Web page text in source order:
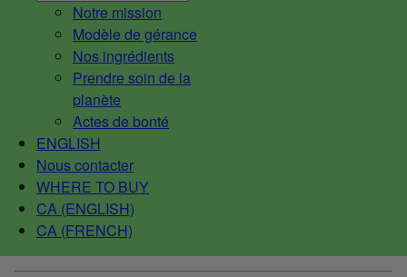
Notre mission
Modèle de gérance
Nos ingrédients
Prendre soin de la
planète
Actes de bonté
ENGLISH
Nous contacter
WHERE TO BUY
CA (ENGLISH)
CA (FRENCH)